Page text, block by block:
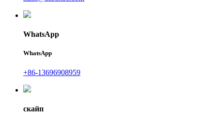
WhatsApp
WhatsApp
+86-13696908959
скайп